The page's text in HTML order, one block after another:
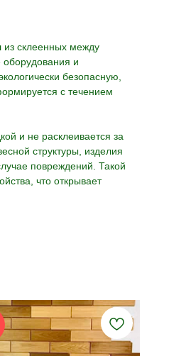
из склеенных между
оборудования и
безопасную,
с течением
и не расклеивается за
структуры, изделия
повреждений. Такой
что открывает